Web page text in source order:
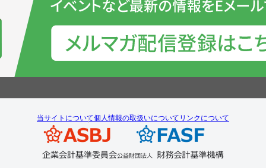
当サイトについて個人情報の取扱いについて リンクについて